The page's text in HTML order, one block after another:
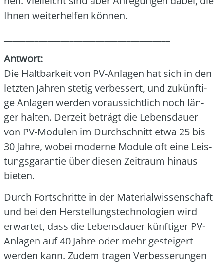
Ihnen wei­ter­hel­fen kön­nen.
Ant­wort:
Die Halt­bar­keit von PV-Anla­gen hat sich in den
letz­ten Jah­ren ste­tig ver­bes­sert, und zukünf­ti­
ge Anla­gen wer­den vor­aus­sicht­lich noch län­
ger hal­ten. Der­zeit beträgt die Lebens­dau­er
von PV-Modu­len im Durch­schnitt etwa 25 bis
30 Jah­re, wobei moder­ne Modu­le oft eine Leis­
tungs­ga­ran­tie über die­sen Zeit­raum hin­aus
bie­ten.
Durch Fort­schrit­te in der Mate­ri­al­wis­sen­schaft
und bei den Her­stel­lungs­tech­no­lo­gien wird
erwar­tet, dass die Lebens­dau­er künf­ti­ger PV-
Anla­gen auf 40 Jah­re oder mehr gestei­gert
wer­den kann. Zudem tra­gen Ver­bes­se­run­gen